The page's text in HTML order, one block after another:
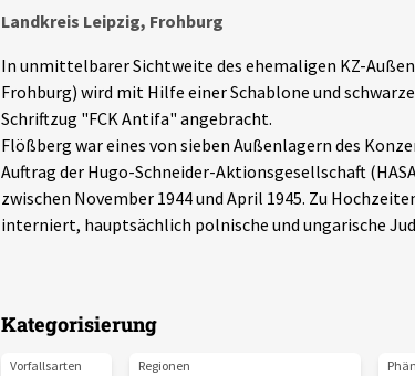
Landkreis Leipzig, Frohburg
In unmittelbarer Sichtweite des ehemaligen KZ-
Frohburg) wird mit Hilfe einer Schablone und
Schriftzug "FCK Antifa" angebracht.
Flößberg war eines von sieben Außenlagern des
Auftrag der Hugo-Schneider-Aktionsgesellschaft
zwischen November 1944 und April 1945. Zu
interniert, hauptsächlich polnische und ungarische
Kategorisierung
Vorfallsarten Regionen